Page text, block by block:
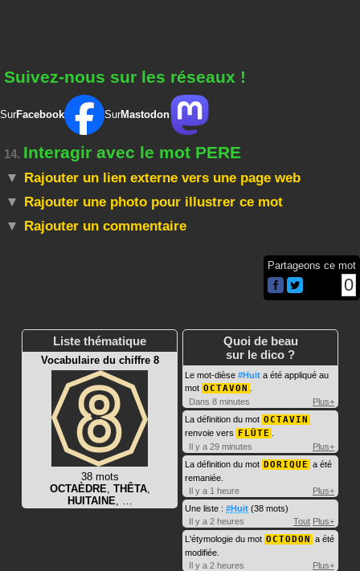
Suivez-nous sur les réseaux !
SurFacebook SurMastodon
14. Interagir avec le mot PERE
Rajouter un lien externe vers une page web
Rajouter une photo pour illustrer ce mot
Rajouter un commentaire
Partageons ce mot
0
Liste thématique
Vocabulaire du chiffre 8
38 mots
OCTAÈDRE THÊTA,
HUITAINE
Quoi de beau
sur le dico ?
Le mot-dièse #Huit a été appliqué au
mot OCTAVON
Dans 8 minutes
Plus+
La définition du mot OCTAVIN
renvoie vers FLÛTE
Il y a 29 minutes
Plus+
La définition du mot DORIQUE a été
remaniée.
Il y a 1 heure
Plus+
Une liste : #Huit (38 mots)
Il y a 2 heures
Tout Plus+
L'étymologie du mot OCTODON a été
modifiée.
Il y a 2 heures
Plus+